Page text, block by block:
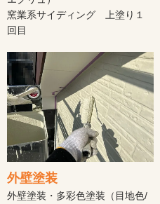
窯業系サイディング 上塗り１
回目
外壁塗装
外壁塗装・多彩色塗装（目地色/